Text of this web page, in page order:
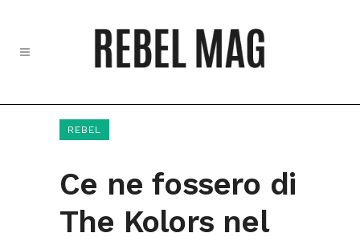
REBEL
Ce ne fossero di
The Kolors nel